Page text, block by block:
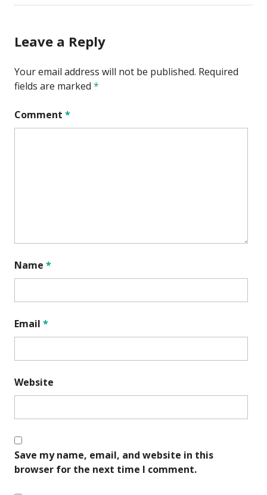
Leave a Reply
Your email address will not be published. Required
fields are marked *
Comment *
Name *
Email *
Website
Save my name, email, and website in this
browser for the next time I comment.